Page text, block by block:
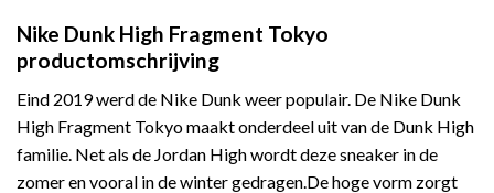
Nike Dunk High Fragment Tokyo
productomschrijving
Eind 2019 werd de Nike Dunk weer populair. De Nike Dunk
High Fragment Tokyo maakt onderdeel uit van de Dunk High
familie. Net als de Jordan High wordt deze sneaker in de
zomer en vooral in de winter gedragen.De hoge vorm zorgt